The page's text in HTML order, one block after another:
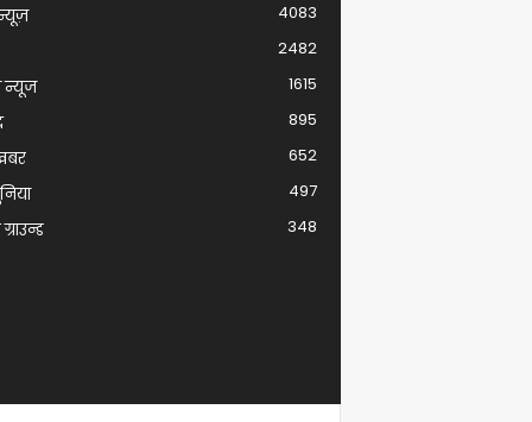
4083
2482
न्यूज
1615
895
652
497
348